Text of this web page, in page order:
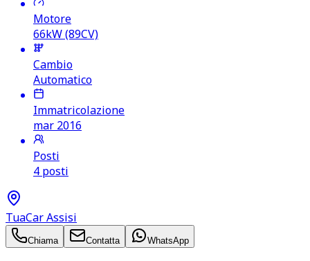
Motore
66kW (89CV)
Cambio
Automatico
Immatricolazione
mar 2016
Posti
4 posti
TuaCar Assisi
Chiama Contatta WhatsApp